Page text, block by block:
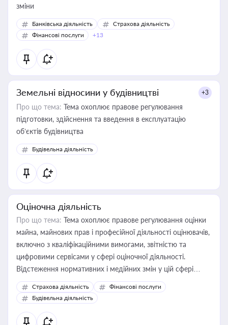
зміни
Банківська діяльність
Страхова діяльність
Фінансові послуги
+13
Земельні відносини у будівництві +3
Про що тема: Тема охоплює правове регулювання
підготовки, здійснення та введення в експлуатацію
об’єктів будівництва
Будівельна діяльність
Оціночна діяльність
Про що тема: Тема охоплює правове регулювання оцінки
майна, майнових прав і професійної діяльності оцінювачів,
включно з кваліфікаційними вимогами, звітністю та
цифровими сервісами у сфері оціночної діяльності.
Відстеження нормативних і медійних змін у цій сфері
корисне для власника бізнесу, керівника, юриста або
бухгалтера під час оподаткування, приватизації, оренди
державного майна, корпоративних угод і перевірки
статусу суб'єктів оціночної діяльності
Страхова діяльність
Фінансові послуги
Будівельна діяльність